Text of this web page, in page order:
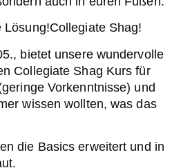
Shag!
bietet unsere wundervolle
Collegiate Shag Kurs für
Vorkenntnisse) und
wissen wollten, was das
die Basics erweitert und in